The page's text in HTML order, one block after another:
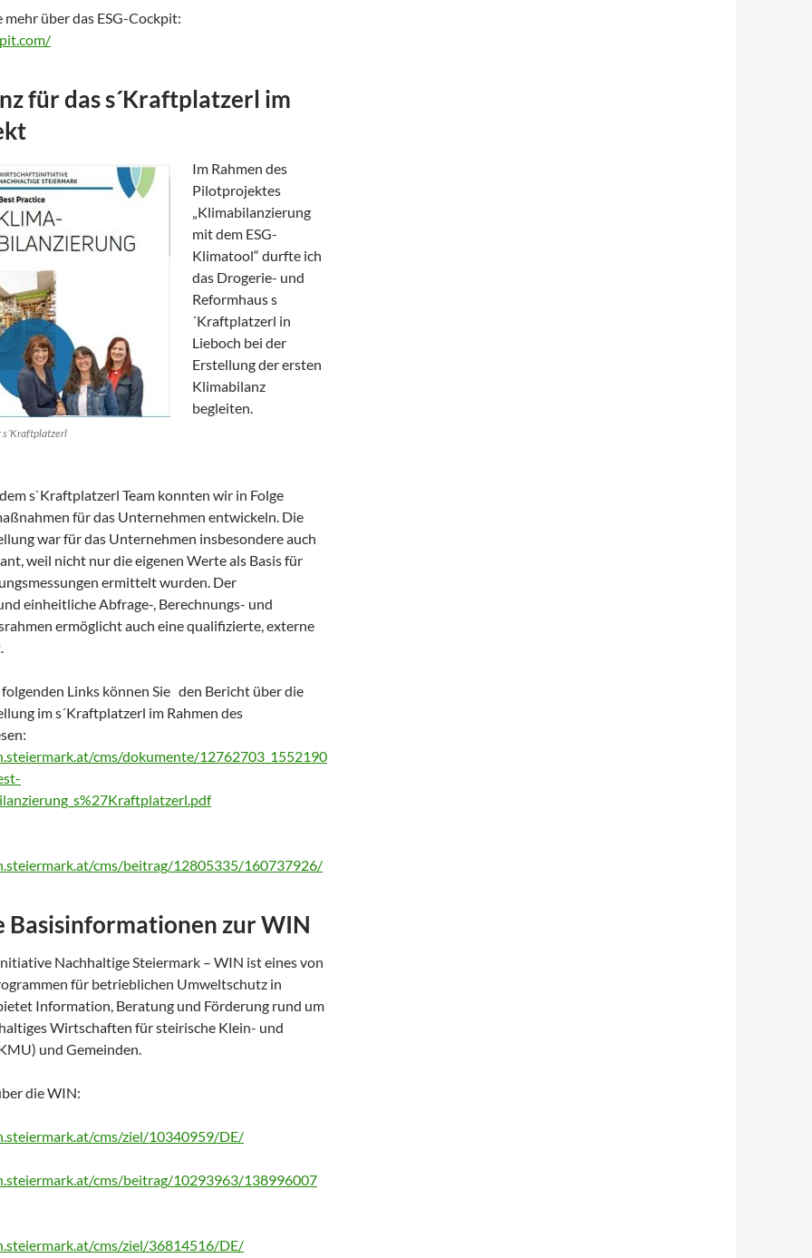
mehr über das ESG-Cockpit:
für das s´Kraftplatzerl im
Im Rahmen des
Pilotprojektes
„Klimabilanzierung
mit dem ESG-
Klimatool“ durfte ich
das Drogerie- und
Reformhaus s
´Kraftplatzerl in
Lieboch bei der
Erstellung der ersten
Klimabilanz
begleiten.
s`Kraftplatzerl Team konnten wir in Folge
für das Unternehmen entwickeln. Die
war für das Unternehmen insbesondere auch
weil nicht nur die eigenen Werte als Basis für
ermittelt wurden. Der
einheitliche Abfrage-, Berechnungs- und
ermöglicht auch eine qualifizierte, externe
Links können Sie den Bericht über die
im s´Kraftplatzerl im Rahmen des
cms/dokumente/12762703_1552190
cms/beitrag/12805335/160737926/
zur WIN
Nachhaltige Steiermark – WIN ist eines von
für betrieblichen Umweltschutz in
Information, Beratung und Förderung rund um
Wirtschaften für steirische Klein- und
und Gemeinden.
die WIN:
cms/ziel/10340959/DE/
cms/beitrag/10293963/138996007
cms/ziel/36814516/DE/